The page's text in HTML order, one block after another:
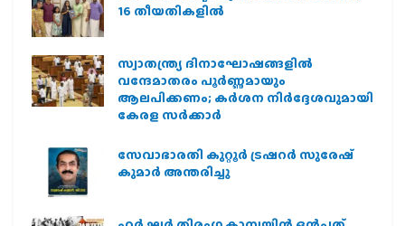
16 തീയതികളില്‍
സ്വാതന്ത്ര്യ ദിനാഘോഷങ്ങളിൽ
വന്ദേമാതരം പൂർണ്ണമായും
ആലപിക്കണം; കർശന നിർദ്ദേശവുമായി
കേരള സർക്കാർ
സേവാഭാരതി കുറ്റൂർ ട്രഷറർ സുരേഷ്
കുമാർ അന്തരിച്ചു